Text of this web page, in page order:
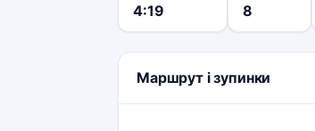
4:19 8
Маршрут і зупинки